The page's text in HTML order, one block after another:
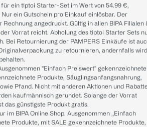
ein tiptoi Starter-Set im Wert von 54.99 €,
ein Gutschein pro Einkauf einlösbar. Der
angedruckt. Gültig in allen BIPA Filialen
Vorrat reicht. Abholung des tiptoi Starter Sets
Bei Retournierung der PAMPERS Einkäufe ist
zu retournieren, andernfalls wird
"Einfach Preiswert" gekennzeichnete
Produkte, Säuglingsanfangsnahrung,
Pfand. Nicht mit anderen Aktionen und
kaufmännisch gerundet. Solange der Vorrat
das günstigste Produkt gratis.
im BIPA Online Shop. Ausgenommen „Einfach
Produkte, mit SALE gekennzeichnete Produkte,